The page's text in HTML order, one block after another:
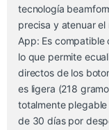
tecnología
precisa y atenuar
App: Es compatible
lo que permite
directos de los
es ligera (218
totalmente
de 30 días por